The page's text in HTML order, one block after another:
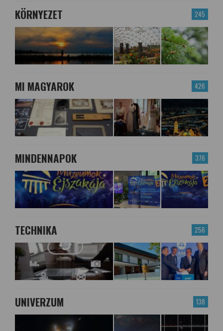
245
KÖRNYEZET
426
MI MAGYAROK
376
MINDENNAPOK
256
TECHNIKA
138
UNIVERZUM